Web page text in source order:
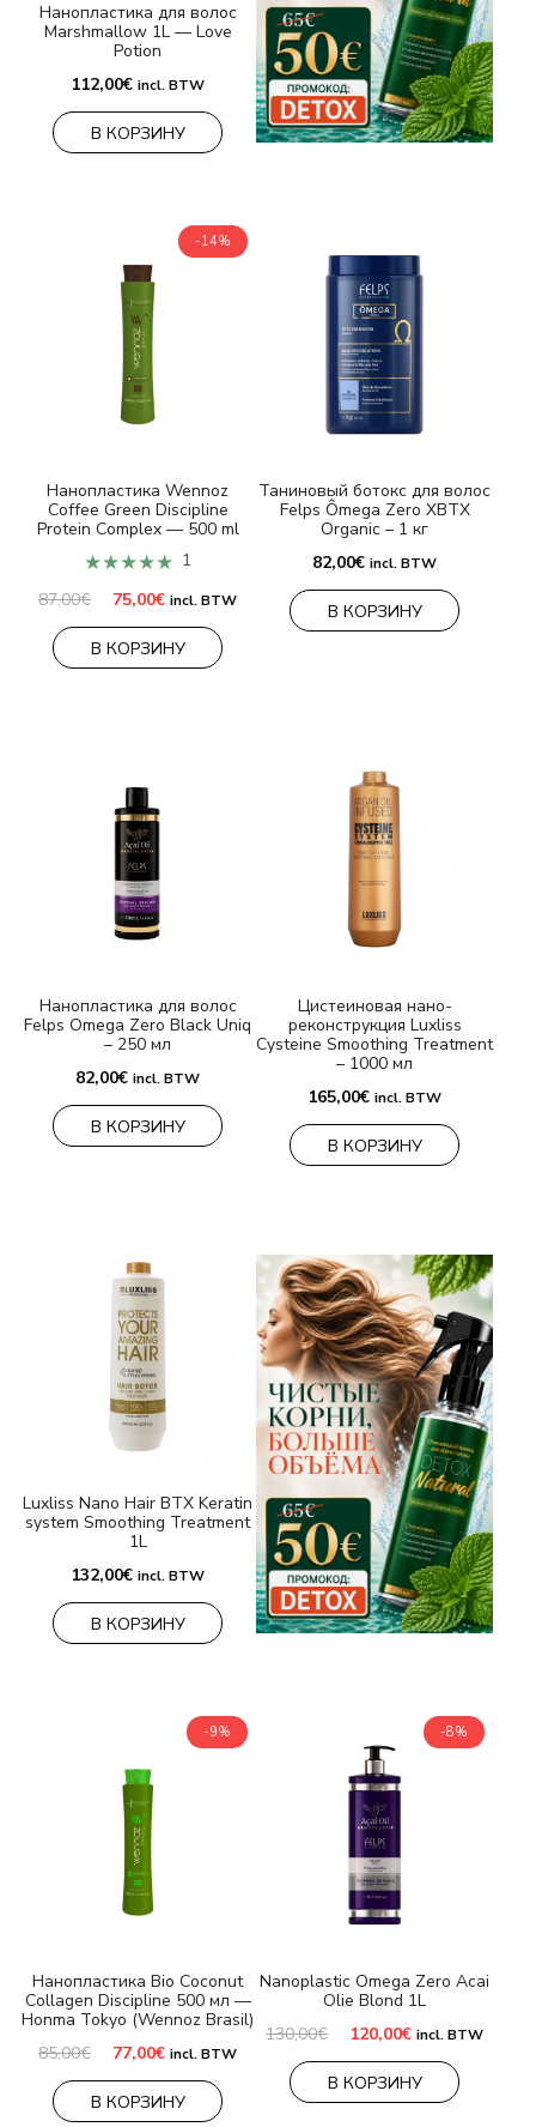
Нанопластика для волос
Marshmallow 1L — Love
Potion
112,00€ incl. BTW
В КОРЗИНУ
-14%
Нанопластика Wennoz
Coffee Green Discipline
Protein Complex — 500 ml
★★★★★ 1
87,00€ Первоначальная
составляла
87,00€.
75,00€Текущая
75,00€.
incl. BTW
В КОРЗИНУ
Таниновый ботокс для волос
Felps Ômega Zero XBTX
Organic – 1 кг
82,00€ incl. BTW
В КОРЗИНУ
Нанопластика для волос
Felps Omega Zero Black Uniq
– 250 мл
82,00€ incl. BTW
В КОРЗИНУ
Цистеиновая нано-
реконструкция Luxliss
Cysteine Smoothing Treatment
– 1000 мл
165,00€ incl. BTW
В КОРЗИНУ
Luxliss Nano Hair BTX Keratin
system Smoothing Treatment
1L
132,00€ incl. BTW
В КОРЗИНУ
-9%
Нанопластика Bio Coconut
Collagen Discipline 500 мл —
Honma Tokyo (Wennoz Brasil)
85,00€ Первоначальная
составляла
85,00€.
77,00€Текущая
77,00€.
incl. BTW
В КОРЗИНУ
-8%
Nanoplastic Omega Zero Acai
Olie Blond 1L
130,00€ Первоначальная
составляла
130,00€.
120,00€Текущая
120,00€.
incl. BTW
В КОРЗИНУ